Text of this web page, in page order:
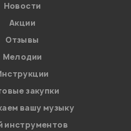
персональных данных в
в отношении обработки
число:
Новости
Акции
Отзывы
Мелодии
закупки
вашу музыку
инструментов